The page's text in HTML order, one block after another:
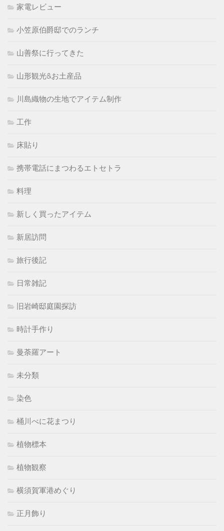
家電レビュー
小笠原伯爵邸でのランチ
山善祭に行ってきた
山形観光&お土産品
川島織物の生地でアイテム制作
工作
床貼り
携帯電話にまつわるエトセトラ
料理
新しく買ったアイテム
新居訪問
旅行後記
日常雑記
旧岩崎邸庭園探訪
時計手作り
曼荼羅アート
未分類
染色
桶川べに花まつり
植物標本
植物観察
横須賀軍港めぐり
正月飾り